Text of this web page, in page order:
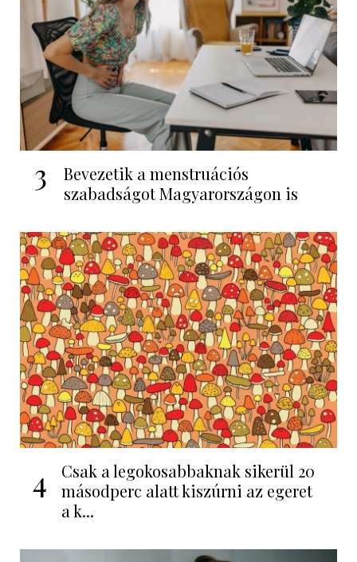
3
Bevezetik a menstruációs
szabadságot Magyarországon is
4
Csak a legokosabbaknak sikerül 20
másodperc alatt kiszúrni az egeret
a k...